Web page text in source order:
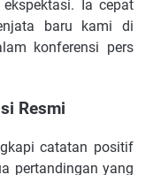
Ia cepat
baru kami di
konferensi pers
Resmi
catatan positif
pertandingan yang